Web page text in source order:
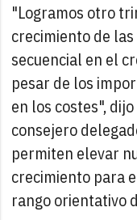
"Logramos otro
crecimiento de
secuencial en el
pesar de los
en los costes",
consejero
permiten elevar
crecimiento para
rango orientativo